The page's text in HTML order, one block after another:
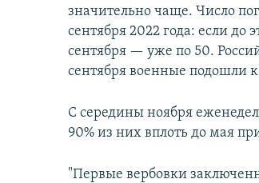
значительно чаще. Число
сентября 2022 года: если до
сентября — уже по 50.
сентября военные подошли
С середины ноября
90% из них вплоть до мая
"Первые вербовки